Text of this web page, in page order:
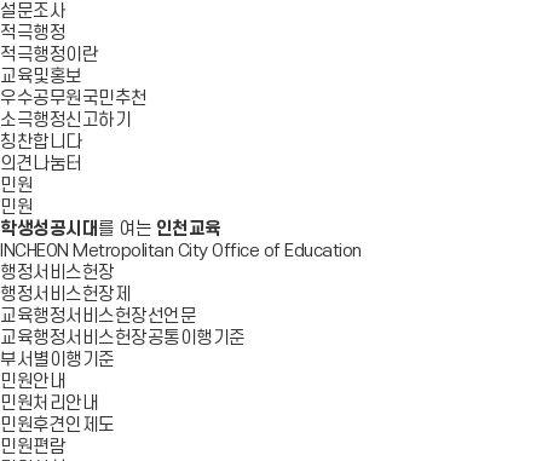
설문조사
적극행정
적극행정이란
교육및홍보
우수공무원국민추천
소극행정신고하기
칭찬합니다
의견나눔터
민원
민원
학생성공시대 를 여는 인천교육
INCHEON Metropolitan City Office of Education
행정서비스헌장
행정서비스헌장제
교육행정서비스헌장선언문
교육행정서비스헌장공통이행기준
부서별이행기준
민원안내
민원처리안내
민원후견인제도
민원편람